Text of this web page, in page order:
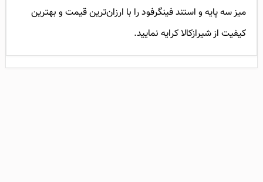
میز سه پایه و استند فینگرفود را با ارزان‌ترین قیمت و بهترین
کیفیت از شیرازکالا کرایه نمایید.